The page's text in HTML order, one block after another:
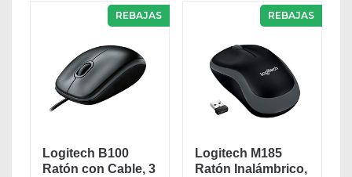
REBAJAS
Logitech B100
Ratón con Cable, 3
REBAJAS
Logitech M185
Ratón Inalámbrico,